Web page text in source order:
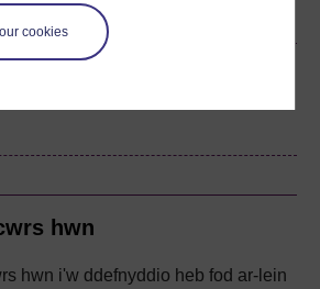
cookies
hwn
hwn i'w ddefnyddio heb fod ar-lein